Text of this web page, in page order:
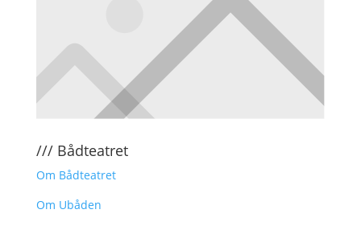
/// Bådteatret
Om Bådteatret
Om Ubåden